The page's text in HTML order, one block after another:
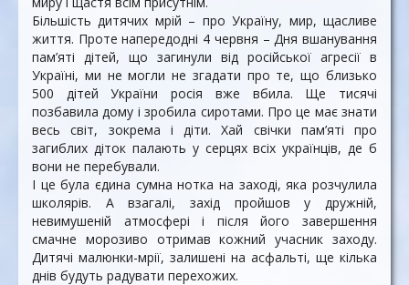
Більшість дитячих мрій – про Україну, мир, щасливе
життя. Проте напередодні 4 червня – Дня вшанування
пам’яті дітей, що загинули від російської агресії в
Україні, ми не могли не згадати про те, що близько
500 дітей України росія вже вбила. Ще тисячі
позбавила дому і зробила сиротами. Про це має знати
весь світ, зокрема і діти. Хай свічки пам’яті про
загиблих діток палають у серцях всіх українців, де б
вони не перебували.
І це була єдина сумна нотка на заході, яка розчулила
школярів. А взагалі, захід пройшов у дружній,
невимушеній атмосфері і після його завершення
смачне морозиво отримав кожний учасник заходу.
Дитячі малюнки-мрії, залишені на асфальті, ще кілька
днів будуть радувати перехожих.